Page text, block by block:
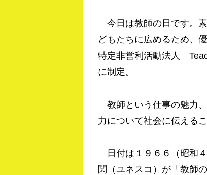
今日は教師の日です。
どもたちに広めるため、
特定非営利活動法人
に制定。
教師という仕事の魅力
力について社会に伝えるこ
日付は１９６６（昭和
関（ユネスコ）が「教師